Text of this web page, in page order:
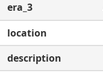
era_3
location
description